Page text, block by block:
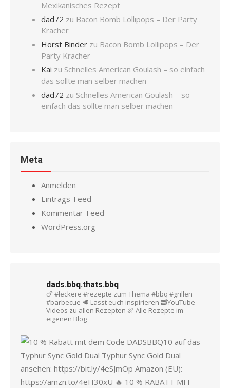
Mexikanisches Rezept
dad72 zu Bacon Bomb Lollipops – Der Party
Kracher
Horst Binder zu Bacon Bomb Lollipops – Der
Party Kracher
Kai zu Schnelles American Goulash – so einfach
das sollte man selber machen
dad72 zu Schnelles American Goulash – so
einfach das sollte man selber machen
Meta
Anmelden
Eintrags-Feed
Kommentar-Feed
WordPress.org
dads.bbq.thats.bbq
🍗 #leckere #rezepte zum Thema #bbq #grillen
#barbecue 🥩 Lasst euch inspirieren 🥓YouTube
Videos zu allen Rezepten 🍖 Alle Rezepte im
eigenen Blog